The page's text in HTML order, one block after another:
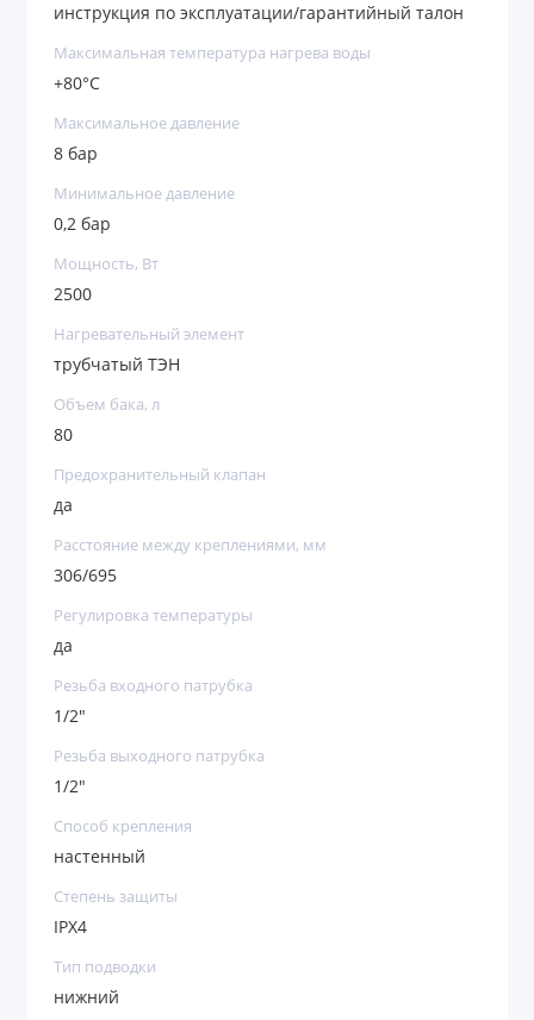
инструкция по эксплуатации/гарантийный талон
Максимальная температура нагрева воды
+80°C
Максимальное давление
8 бар
Минимальное давление
0,2 бар
Мощность, Вт
2500
Нагревательный элемент
трубчатый ТЭН
Объем бака, л
80
Предохранительный клапан
да
Расстояние между креплениями, мм
306/695
Регулировка температуры
да
Резьба входного патрубка
1/2"
Резьба выходного патрубка
1/2"
Способ крепления
настенный
Степень защиты
IPX4
Тип подводки
нижний